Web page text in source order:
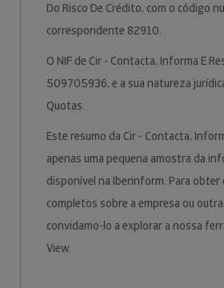
Do Risco De Crédito, com o código
correspondente 82910.
O NIF de Cir - Contacta, Informa E
509705936, e a sua natureza
Quotas.
Este resumo da Cir - Contacta,
apenas uma pequena amostra da
disponível na Iberinform. Para obter
completos sobre a empresa ou
convidamo-lo a explorar a nossa
View.